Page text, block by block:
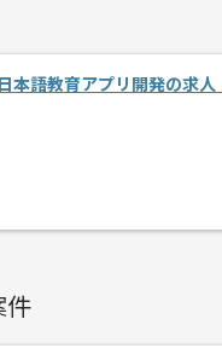
本語教育アプリ開発の求人
件